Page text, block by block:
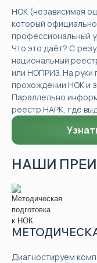
НОК (независимая
который
профессиональный
Что это даёт? С
национальный
или НОПРИЗ. На руки
прохождении НОК и
Параллельно
реестр НАРК, где
НАШИ
Диагностируем